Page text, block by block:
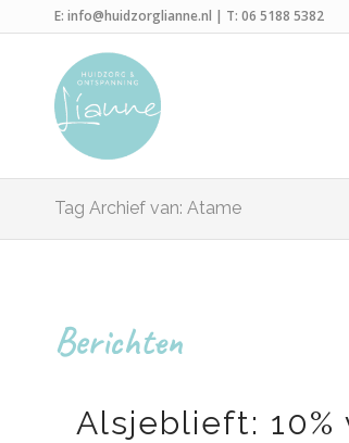
E: info@huidzorglianne.nl | T: 06 5188 5382
Tag Archief van: Atame
Berichten
Alsjeblieft: 10%